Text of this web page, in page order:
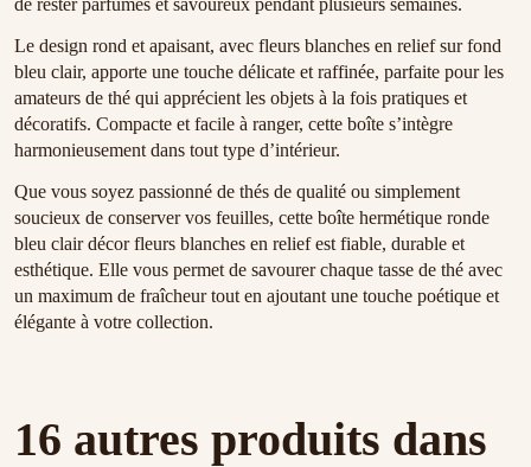
de rester parfumés et savoureux pendant plusieurs semaines.
Le design rond et apaisant, avec fleurs blanches en relief sur fond
bleu clair, apporte une touche délicate et raffinée, parfaite pour les
amateurs de thé qui apprécient les objets à la fois pratiques et
décoratifs. Compacte et facile à ranger, cette boîte s’intègre
harmonieusement dans tout type d’intérieur.
Que vous soyez passionné de thés de qualité ou simplement
soucieux de conserver vos feuilles, cette boîte hermétique ronde
bleu clair décor fleurs blanches en relief est fiable, durable et
esthétique. Elle vous permet de savourer chaque tasse de thé avec
un maximum de fraîcheur tout en ajoutant une touche poétique et
élégante à votre collection.
16 autres produits dans